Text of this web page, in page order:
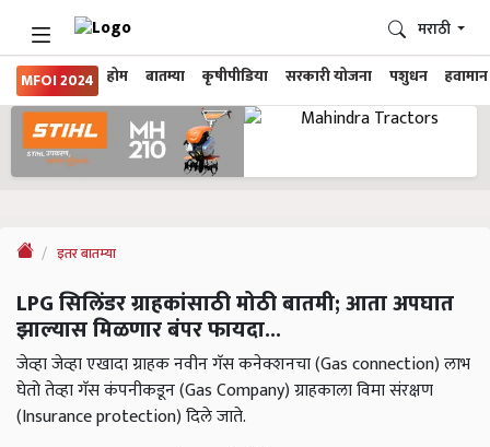
MFOI 2024 होम बातम्या कृषीपीडिया सरकारी योजना पशुधन हवामान
मराठी
इतर बातम्या
LPG सिलिंडर ग्राहकांसाठी मोठी बातमी; आता अपघात
झाल्यास मिळणार बंपर फायदा...
जेव्हा जेव्हा एखादा ग्राहक नवीन गॅस कनेक्शनचा (Gas connection) लाभ
घेतो तेव्हा गॅस कंपनीकडून (Gas Company) ग्राहकाला विमा संरक्षण
(Insurance protection) दिले जाते.